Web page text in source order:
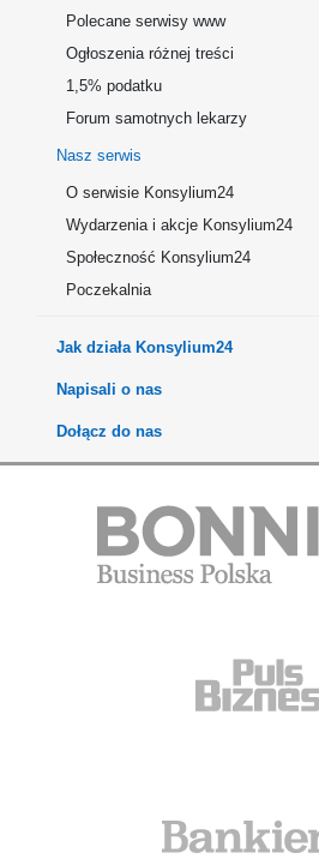
Polecane serwisy www
Ogłoszenia różnej treści
1,5% podatku
Forum samotnych lekarzy
Nasz serwis
O serwisie Konsylium24
Wydarzenia i akcje Konsylium24
Społeczność Konsylium24
Poczekalnia
Jak działa Konsylium24
Napisali o nas
Dołącz do nas